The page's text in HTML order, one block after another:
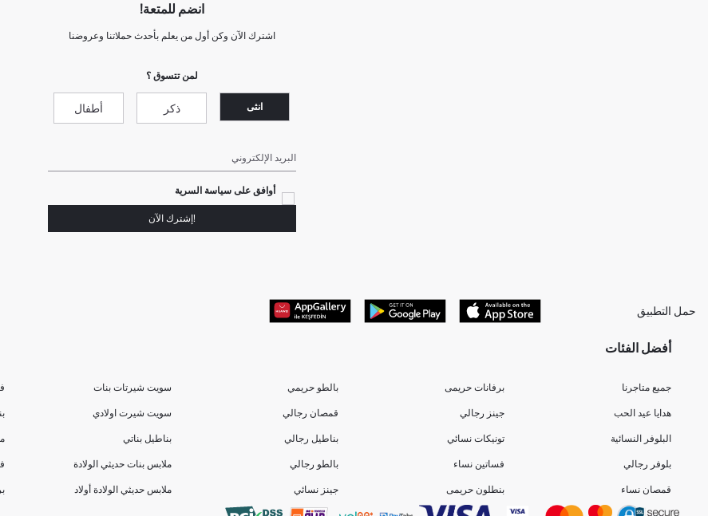
انضم للمتعة!
اشترك الآن وكن أول من يعلم بأحدث حملاتنا وعروضنا
لمن تتسوق ؟
انثى ذكر أطفال
البريد الإلكتروني
أوافق على سياسة السرية
!إشترك الآن
حمل التطبيق
أفضل الفئات
جميع متاجرنا
هدايا عيد الحب
البلوفر النسائية
بلوفر رجالي
قمصان نساء
برفانات حريمى
جينز رجالي
تونيكات نسائي
فساتين نساء
بنطلون حريمى
بالطو حريمي
قمصان رجالي
بناطيل رجالي
بالطو رجالي
جينز نسائي
سويت شيرتات بنات
سويت شيرت اولادي
بناطيل بناتي
ملابس بنات حديثي الولادة
ملابس حديثي الولادة أولاد